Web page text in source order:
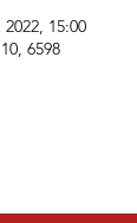
15:00
6598